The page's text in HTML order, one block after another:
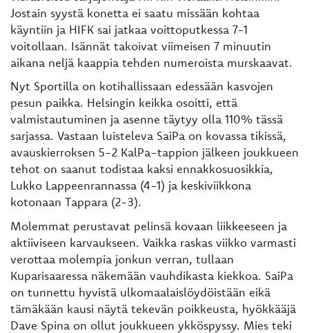
Jostain syystä konetta ei saatu missään kohtaa
käyntiin ja HIFK sai jatkaa voittoputkessa 7-1
voitollaan. Isännät takoivat viimeisen 7 minuutin
aikana neljä kaappia tehden numeroista murskaavat.
Nyt Sportilla on kotihallissaan edessään kasvojen
pesun paikka. Helsingin keikka osoitti, että
valmistautuminen ja asenne täytyy olla 110% tässä
sarjassa. Vastaan luisteleva SaiPa on kovassa tikissä,
avauskierroksen 5-2 KalPa-tappion jälkeen joukkueen
tehot on saanut todistaa kaksi ennakkosuosikkia,
Lukko Lappeenrannassa (4-1) ja keskiviikkona
kotonaan Tappara (2-3).
Molemmat perustavat pelinsä kovaan liikkeeseen ja
aktiiviseen karvaukseen. Vaikka raskas viikko varmasti
verottaa molempia jonkun verran, tullaan
Kuparisaaressa näkemään vauhdikasta kiekkoa. SaiPa
on tunnettu hyvistä ulkomaalaislöydöistään eikä
tämäkään kausi näytä tekevän poikkeusta, hyökkääjä
Dave Spina on ollut joukkueen ykköspyssy. Mies teki